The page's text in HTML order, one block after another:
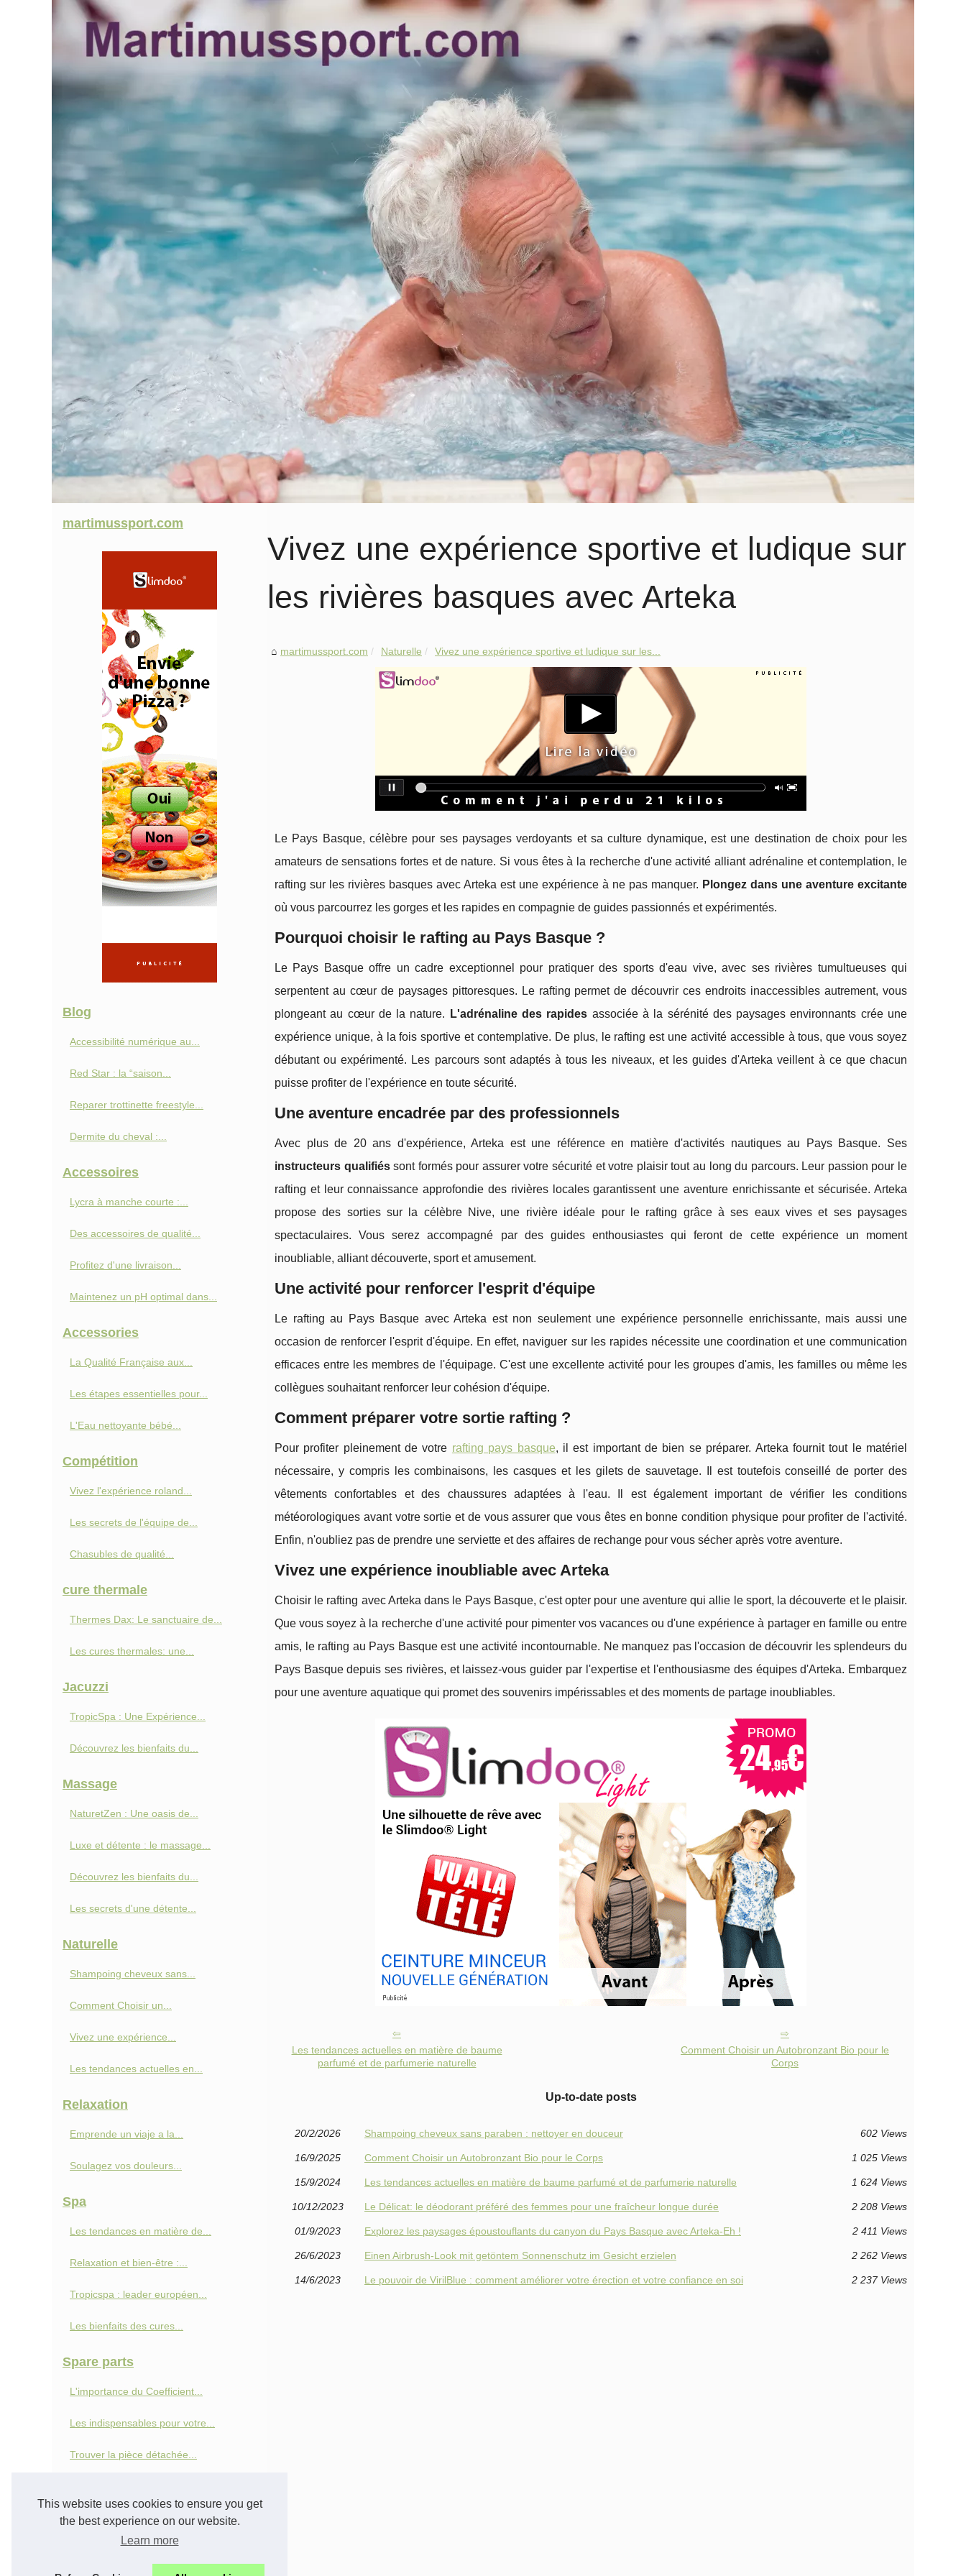
This website uses cookies to ensure you get
the best experience on our website.
Learn more
Vivez une expérience sportive et ludique sur
les rivières basques avec Arteka
martimussport.com Naturelle Vivez une expérience sportive et ludique sur les...
Le Pays Basque, célèbre pour ses paysages verdoyants et sa culture dynamique, est une destination de choix pour les
amateurs de sensations fortes et de nature. Si vous êtes à la recherche d'une activité alliant adrénaline et contemplation, le
rafting sur les rivières basques avec Arteka est une expérience à ne pas manquer. Plongez dans une aventure excitante
où vous parcourrez les gorges et les rapides en compagnie de guides passionnés et expérimentés.
Pourquoi choisir le rafting au Pays Basque ?
Le Pays Basque offre un cadre exceptionnel pour pratiquer des sports d'eau vive, avec ses rivières tumultueuses qui
serpentent au cœur de paysages pittoresques. Le rafting permet de découvrir ces endroits inaccessibles autrement, vous
plongeant au cœur de la nature.
L'adrénaline des rapides associée à la sérénité des paysages environnants crée une
expérience unique, à la fois sportive et contemplative. De plus, le rafting est une activité accessible à tous, que vous soyez
débutant ou expérimenté. Les parcours sont adaptés à tous les niveaux, et les guides d'Arteka veillent à ce que chacun
puisse profiter de l'expérience en toute sécurité.
Une aventure encadrée par des professionnels
Avec plus de 20 ans d'expérience, Arteka est une référence en matière d'activités nautiques au Pays Basque. Ses
instructeurs qualifiéssont formés pour assurer votre sécurité et votre plaisir tout au long du parcours. Leur passion pour le
rafting et leur connaissance approfondie des rivières locales garantissent une aventure enrichissante et sécurisée. Arteka
propose des sorties sur la célèbre Nive, une rivière idéale pour le rafting grâce à ses eaux vives et ses paysages
spectaculaires. Vous serez accompagné par des guides enthousiastes qui feront de cette expérience un moment
inoubliable, alliant découverte, sport et amusement.
Une activité pour renforcer l'esprit d'équipe
Le rafting au Pays Basque avec Arteka est non seulement une expérience personnelle enrichissante, mais aussi une
occasion de renforcer l'esprit d'équipe. En effet, naviguer sur les rapides nécessite une coordination et une communication
efficaces entre les membres de l'équipage. C'est une excellente activité pour les groupes d'amis, les familles ou même les
collègues souhaitant renforcer leur cohésion d'équipe.
Comment préparer votre sortie rafting ?
Pour profiter pleinement de votre rafting pays basque, il est important de bien se préparer. Arteka fournit tout le matériel
nécessaire, y compris les combinaisons, les casques et les gilets de sauvetage. Il est toutefois conseillé de porter des
vêtements confortables et des chaussures adaptées à l'eau. Il est également important de vérifier les conditions
météorologiques avant votre sortie et de vous assurer que vous êtes en bonne condition physique pour profiter de l'activité.
Enfin, n'oubliez pas de prendre une serviette et des affaires de rechange pour vous sécher après votre aventure.
Vivez une expérience inoubliable avec Arteka
Choisir le rafting avec Arteka dans le Pays Basque, c'est opter pour une aventure qui allie le sport, la découverte et le plaisir.
Que vous soyez à la recherche d'une activité pour pimenter vos vacances ou d'une expérience à partager en famille ou entre
amis, le rafting au Pays Basque est une activité incontournable. Ne manquez pas l'occasion de découvrir les splendeurs du
Pays Basque depuis ses rivières, et laissez-vous guider par l'expertise et l'enthousiasme des équipes d'Arteka. Embarquez
pour une aventure aquatique qui promet des souvenirs impérissables et des moments de partage inoubliables.
Les tendances actuelles en matière de baume
parfumé et de parfumerie naturelle
Comment Choisir un Autobronzant Bio pour le
Corps
Up-to-date posts
20/2/2026 Shampoing cheveux sans paraben : nettoyer en douceur 602 Views
16/9/2025 Comment Choisir un Autobronzant Bio pour le Corps 1 025 Views
15/9/2024 Les tendances actuelles en matière de baume parfumé et de parfumerie naturelle 1 624 Views
10/12/2023 Le Délicat: le déodorant préféré des femmes pour une fraîcheur longue durée 2 208 Views
01/9/2023 Explorez les paysages époustouflants du canyon du Pays Basque avec Arteka-Eh ! 2 411 Views
26/6/2023 Einen Airbrush-Look mit getöntem Sonnenschutz im Gesicht erzielen 2 262 Views
14/6/2023 Le pouvoir de VirilBlue : comment améliorer votre érection et votre confiance en soi 2 237 Views
martimussport.com
Blog
Accessibilité numérique au...
Red Star : la “saison...
Reparer trottinette freestyle...
Dermite du cheval :...
Accessoires
Lycra à manche courte :...
Des accessoires de qualité...
Profitez d'une livraison...
Maintenez un pH optimal dans...
Accessories
La Qualité Française aux...
Les étapes essentielles pour...
L'Eau nettoyante bébé...
Compétition
Vivez l'expérience roland...
Les secrets de l'équipe de...
Chasubles de qualité...
cure thermale
Thermes Dax: Le sanctuaire de...
Les cures thermales: une...
Jacuzzi
TropicSpa : Une Expérience...
Découvrez les bienfaits du...
Massage
NaturetZen : Une oasis de...
Luxe et détente : le massage...
Découvrez les bienfaits du...
Les secrets d'une détente...
Naturelle
Shampoing cheveux sans...
Comment Choisir un...
Vivez une expérience...
Les tendances actuelles en...
Relaxation
Emprende un viaje a la...
Soulagez vos douleurs...
Spa
Les tendances en matière de...
Relaxation et bien-être :...
Tropicspa : leader européen...
Les bienfaits des cures...
Spare parts
L'importance du Coefficient...
Les indispensables pour votre...
Trouver la pièce détachée...
Vélo